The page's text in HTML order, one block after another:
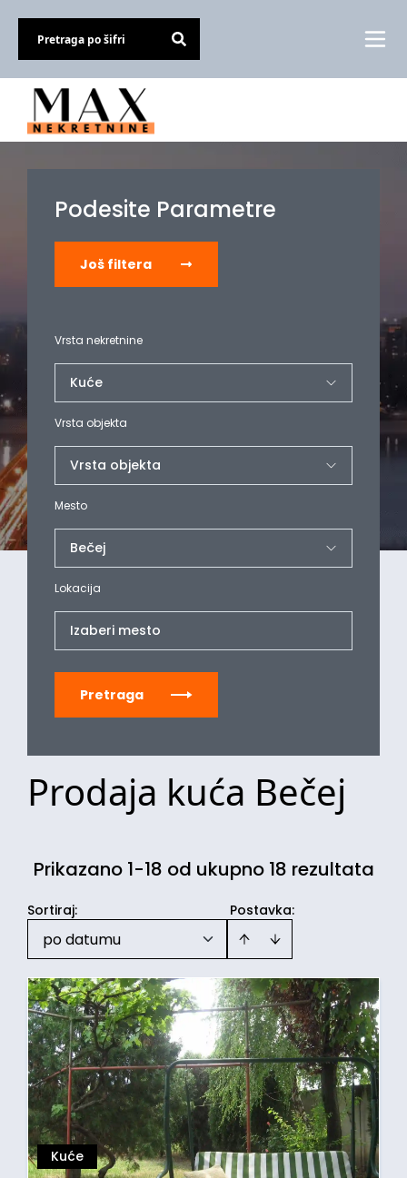
Podesite Parametre
Još filtera
Vrsta nekretnine
Vrsta objekta
Mesto
Lokacija
Izaberi mesto
Pretraga
Prodaja kuća Bečej
Prikazano 1-18 od ukupno 18 rezultata
Postavka:
Sortiraj:
po datumu
Kuće